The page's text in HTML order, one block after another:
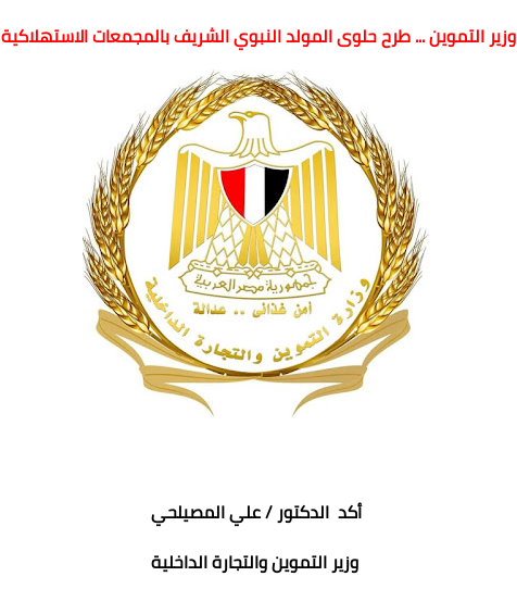
وزير التموين ... طرح حلوى المولد النبوي الشريف بالمجمعات الاستهلاكية
أكد الدكتور / علي المصيلحي
وزير التموين والتجارة الداخلية